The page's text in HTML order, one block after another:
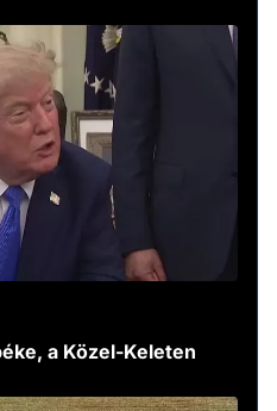
a Közel-Keleten